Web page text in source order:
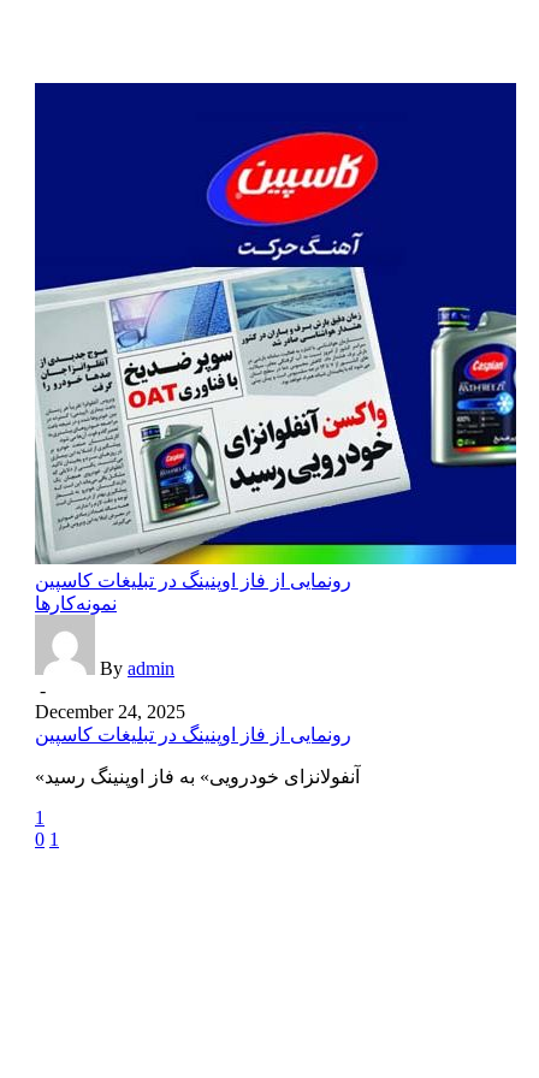
رونمایی از فاز اوپنینگ در تبلیغات کاسپین
نمونه‌کارها
By admin
-
December 24, 2025
رونمایی از فاز اوپنینگ در تبلیغات کاسپین
«آنفولانزای خودرویی» به فاز اوپنینگ رسید
1
0 1